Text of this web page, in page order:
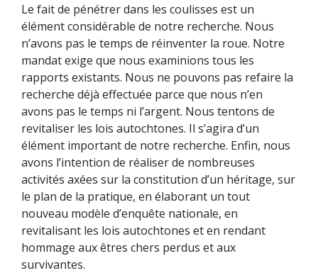
Le fait de pénétrer dans les coulisses est un
élément considérable de notre recherche. Nous
n’avons pas le temps de réinventer la roue. Notre
mandat exige que nous examinions tous les
rapports existants. Nous ne pouvons pas refaire la
recherche déjà effectuée parce que nous n’en
avons pas le temps ni l’argent. Nous tentons de
revitaliser les lois autochtones. Il s’agira d’un
élément important de notre recherche. Enfin, nous
avons l’intention de réaliser de nombreuses
activités axées sur la constitution d’un héritage, sur
le plan de la pratique, en élaborant un tout
nouveau modèle d’enquête nationale, en
revitalisant les lois autochtones et en rendant
hommage aux êtres chers perdus et aux
survivantes.